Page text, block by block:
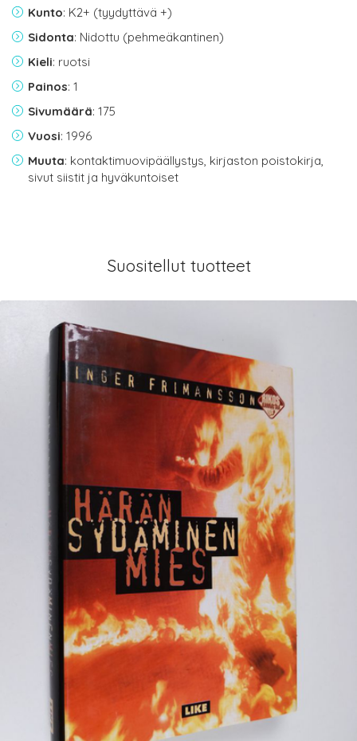
Kunto: K2+ (tyydyttävä +)
Sidonta: Nidottu (pehmeäkantinen)
Kieli: ruotsi
Painos: 1
Sivumäärä: 175
Vuosi: 1996
Muuta: kontaktimuovipäällystys, kirjaston poistokirja,
sivut siistit ja hyväkuntoiset
Suositellut tuotteet